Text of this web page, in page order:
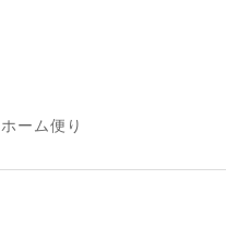
ホーム便り